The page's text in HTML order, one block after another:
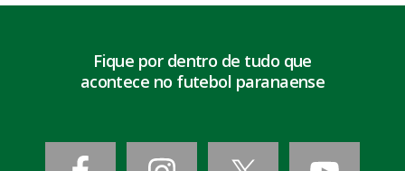
Fique por dentro de tudo que
acontece no futebol paranaense